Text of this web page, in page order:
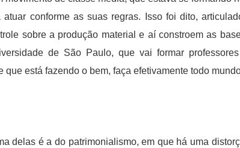
conforme as suas regras. Isso foi dito,
sobre a produção material e aí constroem as
de São Paulo, que vai formar
está fazendo o bem, faça efetivamente todo
delas é a do patrimonialismo, em que há uma